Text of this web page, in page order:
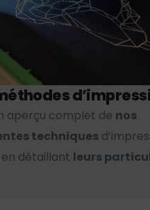
aperçu complet de nos
techniques
détaillant leurs